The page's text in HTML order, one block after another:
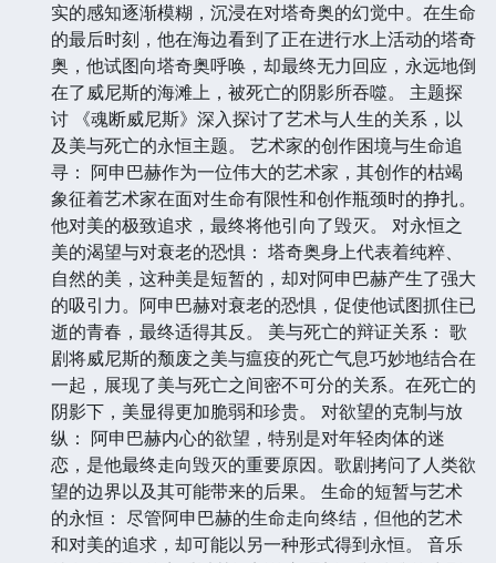
实的感知逐渐模糊，沉浸在对塔奇奥的幻觉中。在生命
的最后时刻，他在海边看到了正在进行水上活动的塔奇
奥，他试图向塔奇奥呼唤，却最终无力回应，永远地倒
在了威尼斯的海滩上，被死亡的阴影所吞噬。 主题探
讨 《魂断威尼斯》深入探讨了艺术与人生的关系，以
及美与死亡的永恒主题。 艺术家的创作困境与生命追
寻： 阿申巴赫作为一位伟大的艺术家，其创作的枯竭
象征着艺术家在面对生命有限性和创作瓶颈时的挣扎。
他对美的极致追求，最终将他引向了毁灭。 对永恒之
美的渴望与对衰老的恐惧： 塔奇奥身上代表着纯粹、
自然的美，这种美是短暂的，却对阿申巴赫产生了强大
的吸引力。阿申巴赫对衰老的恐惧，促使他试图抓住已
逝的青春，最终适得其反。 美与死亡的辩证关系： 歌
剧将威尼斯的颓废之美与瘟疫的死亡气息巧妙地结合在
一起，展现了美与死亡之间密不可分的关系。在死亡的
阴影下，美显得更加脆弱和珍贵。 对欲望的克制与放
纵： 阿申巴赫内心的欲望，特别是对年轻肉体的迷
恋，是他最终走向毁灭的重要原因。歌剧拷问了人类欲
望的边界以及其可能带来的后果。 生命的短暂与艺术
的永恒： 尽管阿申巴赫的生命走向终结，但他的艺术
和对美的追求，却可能以另一种形式得到永恒。 音乐